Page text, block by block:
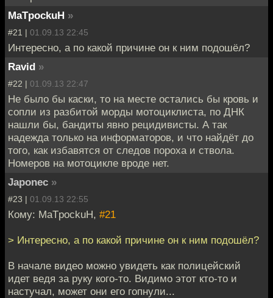
MaTpockuH »
#21 | 01.09.13 22:45
Интересно, а по какой причине он к ним подошёл?
Ravid »
#22 | 01.09.13 22:47
Не было бы каски, то на месте остались бы кровь и
сопли из разбитой морды мотоциклиста, по ДНК
нашли бы, бандиты явно рецидивисты. А так
надежда только на информаторов, и что найдёт до
того, как избавятся от следов пороха и ствола.
Номеров на мотоцикле вроде нет.
Japonec »
#23 | 01.09.13 22:55
Кому: MaTpockuH, #21
> Интересно, а по какой причине он к ним подошёл?
В начале видео можно увидеть как полицейский
идет ведя за руку кого-то. Видимо этот кто-то и
настучал, может они его гопнули...